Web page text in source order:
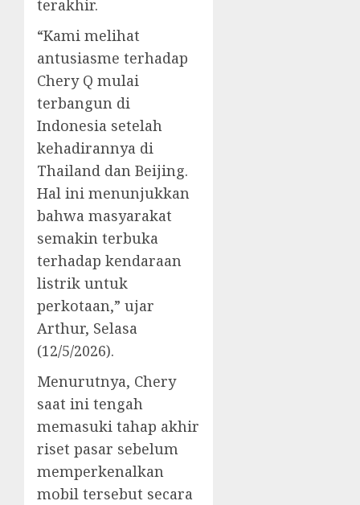
terakhir.
“Kami melihat
antusiasme terhadap
Chery Q mulai
terbangun di
Indonesia setelah
kehadirannya di
Thailand dan Beijing.
Hal ini menunjukkan
bahwa masyarakat
semakin terbuka
terhadap kendaraan
listrik untuk
perkotaan,” ujar
Arthur, Selasa
(12/5/2026).
Menurutnya, Chery
saat ini tengah
memasuki tahap akhir
riset pasar sebelum
memperkenalkan
mobil tersebut secara